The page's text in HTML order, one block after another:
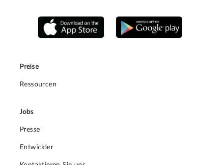
Preise
Ressourcen
Jobs
Presse
Entwickler